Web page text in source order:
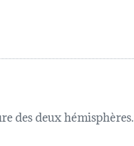
des deux hémisphères.